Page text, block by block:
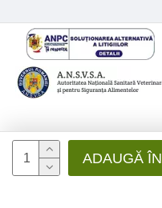
ADAUGĂ
© 2026 Medfusion SRL, CIF:
Toate drepturile rezervate - by